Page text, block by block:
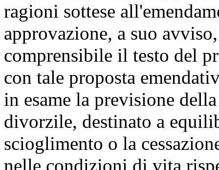
della materia nel corso
La Commissione
Alfredo BAZOLI (PD)
ragioni sottese
approvazione, a suo
comprensibile il testo del
con tale proposta